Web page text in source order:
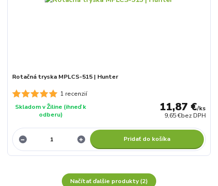
1 recenzií
Rotačná tryska MPLCS-515 | Hunter
11,87 €/ks
9,65 €bez DPH
Skladom v Žiline (ihneď k
odberu)
Pridať do košíka
Načítať ďalšie produkty (2)